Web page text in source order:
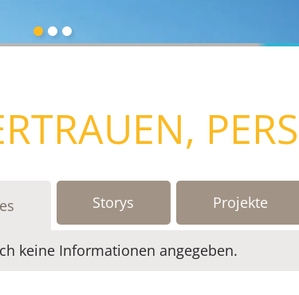
Storys Projekte
keine Informationen angegeben.